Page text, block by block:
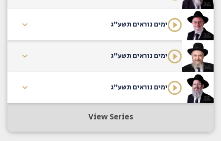
ימים נוראים תשע"ג
ימים נוראים תשע"ג
ימים נוראים תשע"ג
View Series